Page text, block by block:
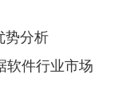
势分析
软件行业市场